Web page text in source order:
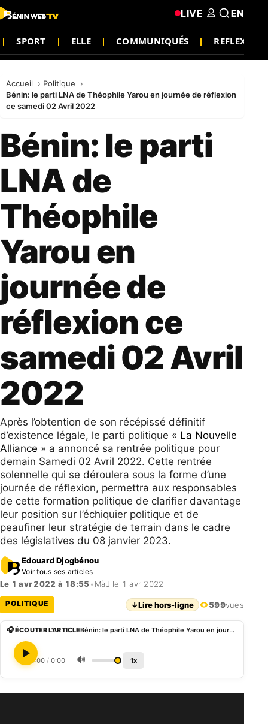
SPORT ELLE COMMUNIQUÉS REFLEXION
LIVE EN
Accueil
Politique
Bénin: le parti LNA de Théophile Yarou en journée de réflexion
ce samedi 02 Avril 2022
Bénin: le parti
LNA de
Théophile
Yarou en
journée de
réflexion ce
samedi 02 Avril
2022
Après l’obtention de son récépissé définitif
d’existence légale, le parti politique « La Nouvelle
Alliance » a annoncé sa rentrée politique pour
demain Samedi 02 Avril 2022. Cette rentrée
solennelle qui se déroulera sous la forme d’une
journée de réflexion, permettra aux responsables
de cette formation politique de clarifier davantage
leur position sur l’échiquier politique et de
peaufiner leur stratégie de terrain dans le cadre
des législatives du 08 janvier 2023.
Edouard Djogbénou
Voir tous ses articles
Le 1 avr 2022 à 18:55 • MàJ le 1 avr 2022
POLITIQUE ↓Lire hors-ligne 599vues
🎧 ÉCOUTER L'ARTICLE Bénin: le parti LNA de Théophile Yarou en journée de réflexion ce samedi 02 Avril 2022
0:00 / 0:00 🔊 1x